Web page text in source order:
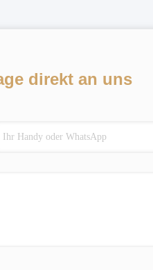
direkt an uns